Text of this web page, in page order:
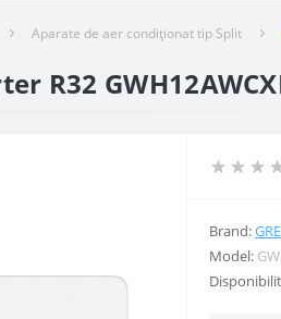
Aparate de aer condiționat tip Split
R32
Brand:
Model: